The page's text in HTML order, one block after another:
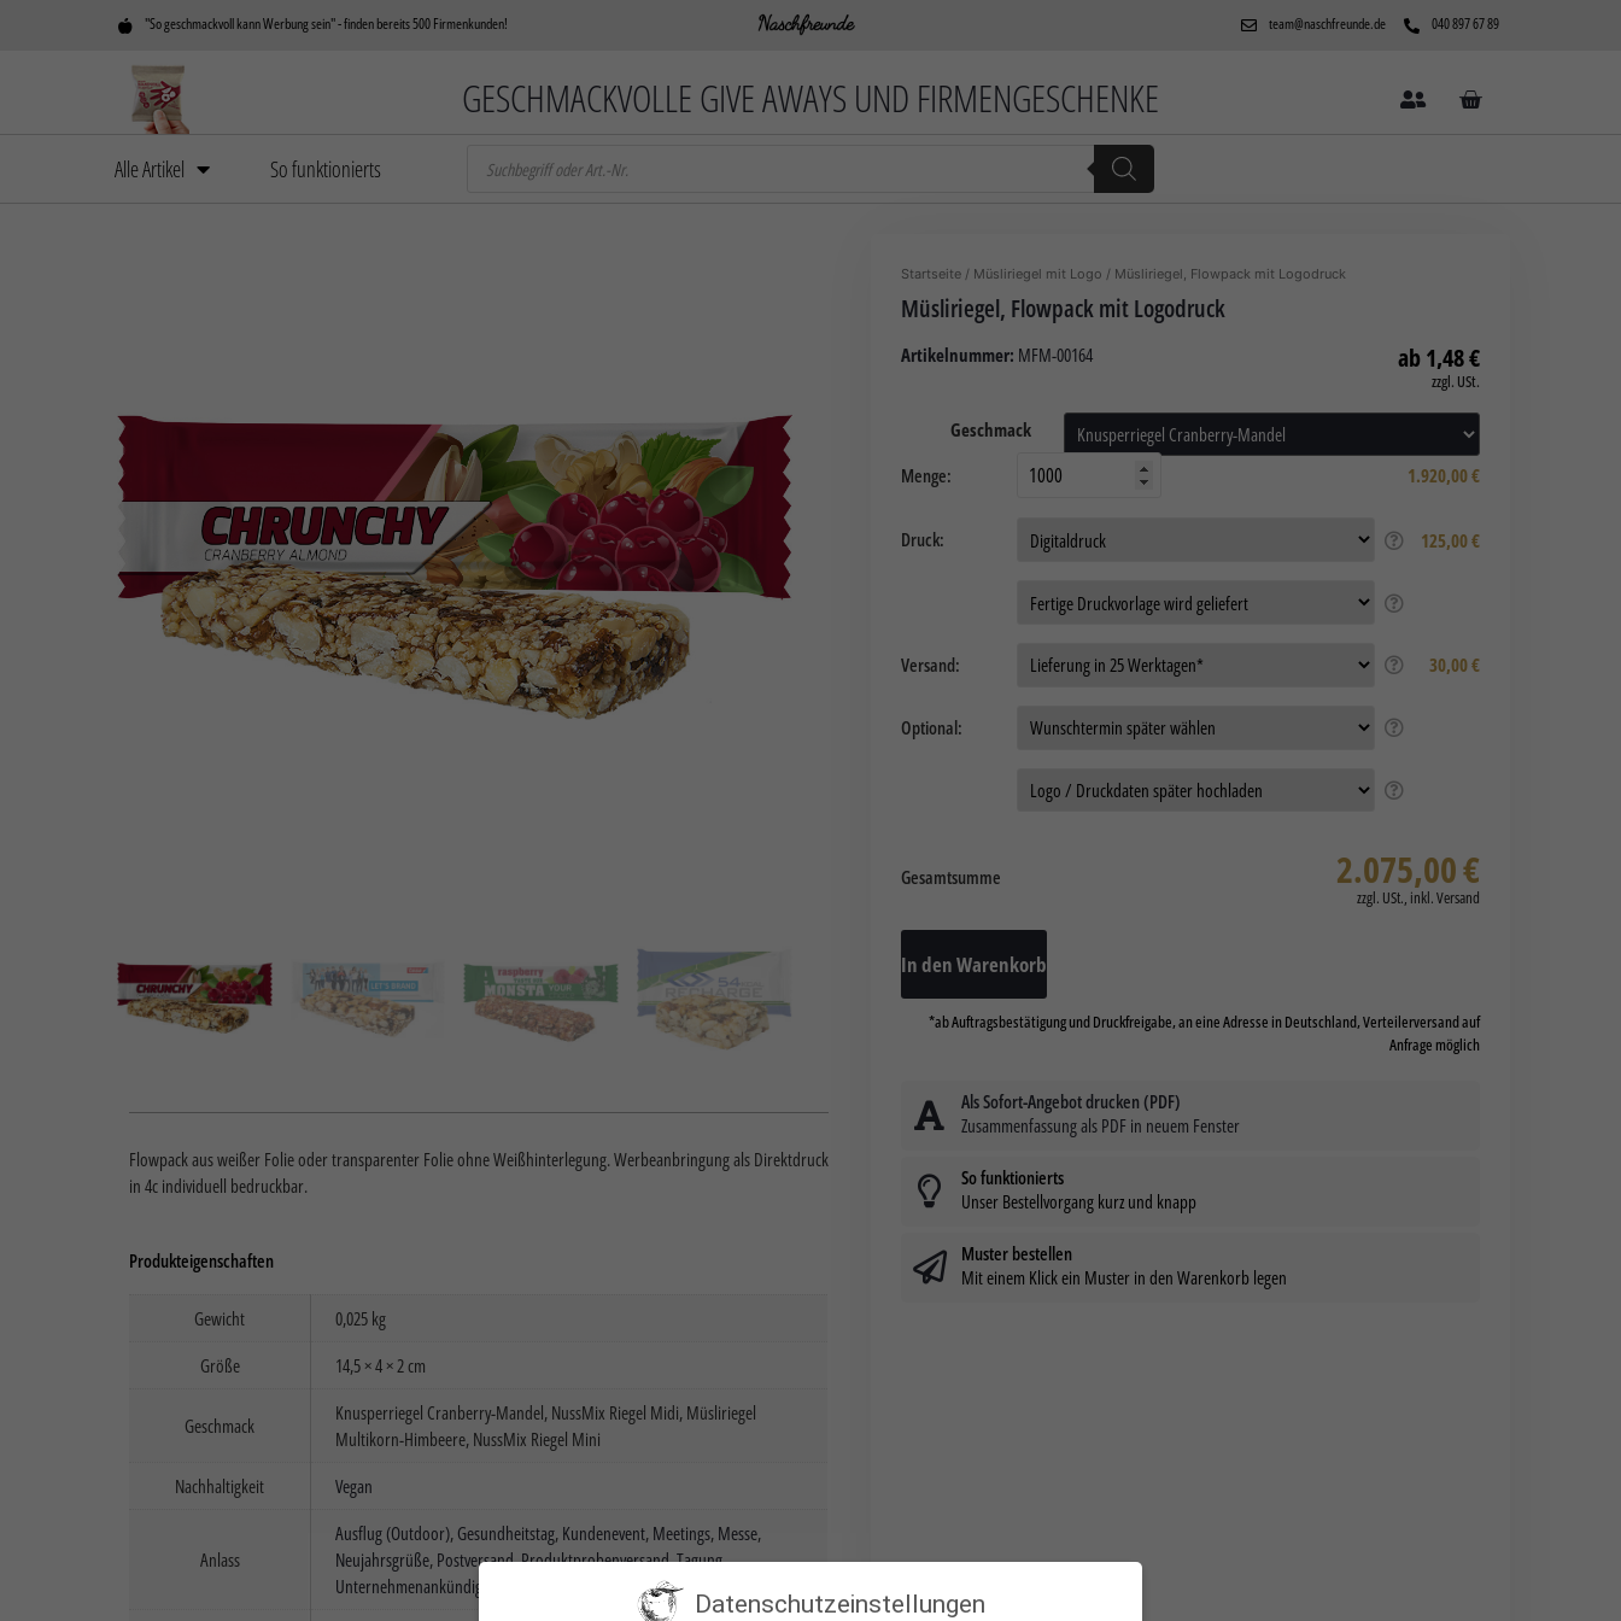
"So geschmackvoll kann Werbung sein" - finden bereits 500 Firmenkunden! team@naschfreunde.de 040 897 67 89
GESCHMACKVOLLE GIVE AWAYS UND FIRMENGESCHENKE
Alle Artikel So funktionierts
Flowpack aus weißer Folie oder transparenter Folie ohne Weißhinterlegung. Werbeanbringung als Direktdruck
in 4c individuell bedruckbar.
Produkteigenschaften
Gewicht
0,025 kg
Größe
14,5 × 4 × 2 cm
Geschmack
Knusperriegel Cranberry-Mandel, NussMix Riegel Midi, Müsliriegel
Multikorn-Himbeere, NussMix Riegel Mini
Nachhaltigkeit
Vegan
Anlass
Ausflug (Outdoor), Gesundheitstag, Kundenevent, Meetings, Messe,
Neujahrsgrüße, Postversand,Produktprobenversand,Tagung,
Unternehmenankündigung
Webinar & Remote Workshop
Startseite/ Müsliriegel mit Logo / Müsliriegel, Flowpack mit Logodruck
Müsliriegel, Flowpack mit Logodruck
Artikelnummer: MFM-00164 1,48€
zzgl. USt.
Geschmack
Menge:
1.920,00€
Druck: 125,00 €
Versand: 30,00 €
Optional:
Gesamtsumme 2.075,00€
In den Warenkorb
*ab Auftragsbestätigung und Druckfreigabe, an eine Adresse in Deutschland, Verteilerversand auf
Anfrage möglich
Als Sofort-Angebot drucken (PDF)
Zusammenfassung als PDF in neuem Fenster
So funktionierts
Unser Bestellvorgang kurz und knapp
Muster bestellen
Mit einem Klick ein Muster in den Warenkorb legen
Datenschutzeinstellungen